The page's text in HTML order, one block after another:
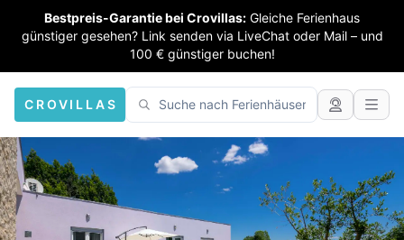
Bestpreis-Garantie bei Crovillas: Gleiche Ferienhaus
günstiger gesehen? Link senden via LiveChat oder Mail – und
100 € günstiger buchen!
CROVILLAS